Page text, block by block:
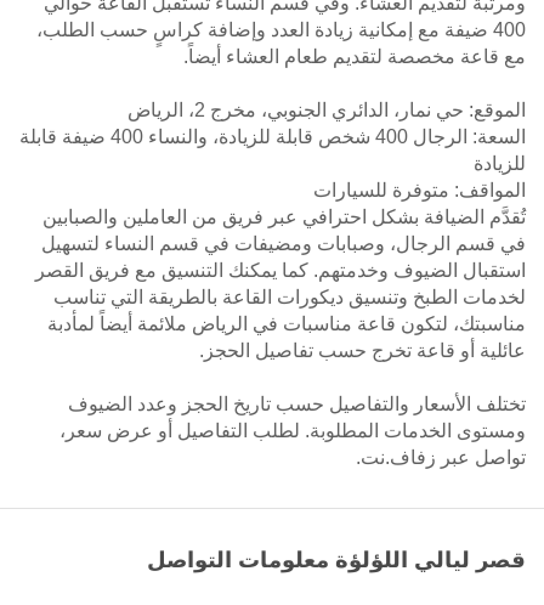
400 ضيفة مع إمكانية زيادة العدد وإضافة كراسٍ حسب الطلب،
مع قاعة مخصصة لتقديم طعام العشاء أيضاً.
الموقع: حي نمار، الدائري الجنوبي، مخرج 2، الرياض
السعة: الرجال 400 شخص قابلة للزيادة، والنساء 400 ضيفة قابلة
للزيادة
المواقف: متوفرة للسيارات
تُقدَّم الضيافة بشكل احترافي عبر فريق من العاملين والصبابين
في قسم الرجال، وصبابات ومضيفات في قسم النساء لتسهيل
استقبال الضيوف وخدمتهم. كما يمكنك التنسيق مع فريق القصر
لخدمات الطبخ وتنسيق ديكورات القاعة بالطريقة التي تناسب
مناسبتك، لتكون قاعة مناسبات في الرياض ملائمة أيضاً لمأدبة
عائلية أو قاعة تخرج حسب تفاصيل الحجز.
تختلف الأسعار والتفاصيل حسب تاريخ الحجز وعدد الضيوف
ومستوى الخدمات المطلوبة. لطلب التفاصيل أو عرض سعر،
تواصل عبر زفاف.نت.
قصر ليالي اللؤلؤة معلومات التواصل